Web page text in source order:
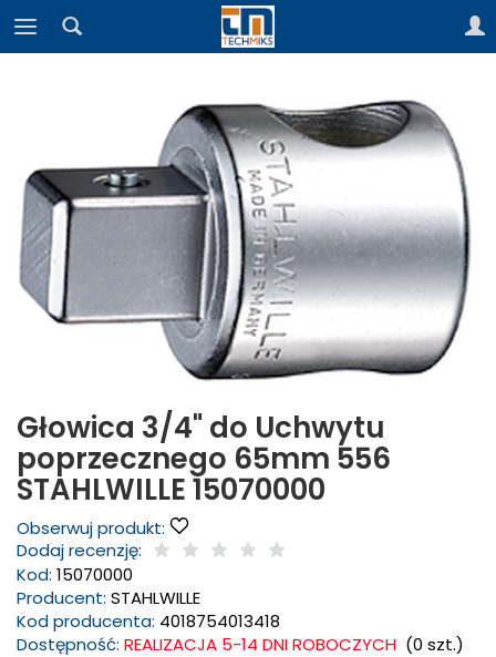
Głowica 3/4" do Uchwytu
poprzecznego 65mm 556
STAHLWILLE 15070000
Obserwuj produkt:
Dodaj recenzję:
Kod: 15070000
Producent: STAHLWILLE
Kod producenta: 4018754013418
Dostępność: REALIZACJA 5-14 DNI ROBOCZYCH (0 szt.)